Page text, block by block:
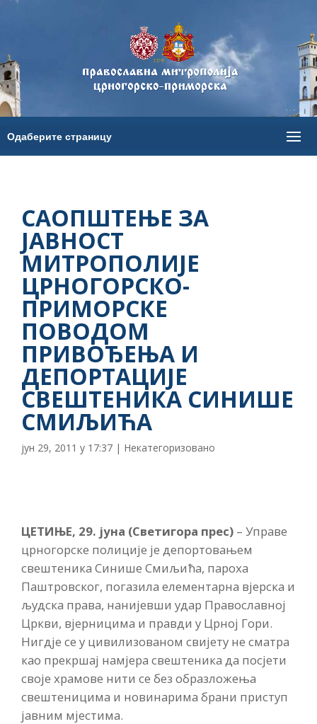
САОПШТЕЊЕ ЗА
ЈАВНОСТ
МИТРОПОЛИЈЕ
ЦРНОГОРСКО-
ПРИМОРСКЕ
ПОВОДОМ
ПРИВОЂЕЊА И
ДЕПОРТАЦИЈЕ
СВЕШТЕНИКА СИНИШЕ
СМИЉИЋА
јун 29, 2011 у 17:37 | Некатегоризовано
ЦЕТИЊЕ, 29. јуна (Светигора прес) – Управе
црногорске полиције је депортовањем
свештеника Синише Смиљића, пароха
Паштровског, погазила елементарна вјерска и
људска права, нанијевши удар Православној
Цркви, вјерницима и правди у Црној Гори.
Нигдје се у цивилизованом свијету не сматра
као прекршај намјера свештеника да посјети
своје храмове нити се без образложења
свештеницима и новинарима брани приступ
јавним мјестима.